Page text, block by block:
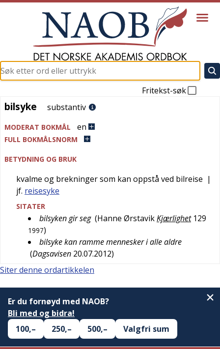
Fritekst-søk
bilsyke
bilsyke substantiv
MODERAT BOKMÅL en
FULL BOKMÅLSNORM
BETYDNING OG BRUK
kvalme og brekninger som kan oppstå ved bilreise |
jf. reisesyke
SITATER
bilsyken gir seg (Hanne ØrstavikKjærlighet 129
1997)
bilsyke kan ramme mennesker i alle aldre
(Dagsavisen 20.07.2012)
Siter denne ordartikkelen
Er du fornøyd med NAOB?
Bli med og bidra!
100,–
250,– 500,– Valgfri sum